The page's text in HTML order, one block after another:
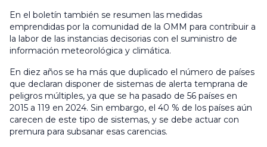
En el boletín también se resumen las medidas
emprendidas por la comunidad de la OMM para contribuir a
la labor de las instancias decisorias con el suministro de
información meteorológica y climática.
En diez años se ha más que duplicado el número de países
que declaran disponer de sistemas de alerta temprana de
peligros múltiples, ya que se ha pasado de 56 países en
2015 a 119 en 2024. Sin embargo, el 40 % de los países aún
carecen de este tipo de sistemas, y se debe actuar con
premura para subsanar esas carencias.